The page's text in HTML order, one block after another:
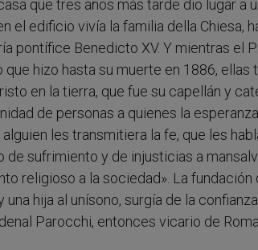
que tres años más tarde dio lugar a
el edificio vivía la familia della Chiesa,
pontífice Benedicto XV. Y mientras el
que hizo hasta su muerte en 1886,
en la tierra, que fue su capellán y
de personas a quienes la
les transmitiera la fe, que les
de sufrimiento y de injusticias a
religioso a la sociedad». La
hija al unísono, surgía de la
Parocchi, entonces vicario de